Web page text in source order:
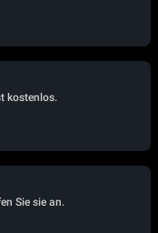
kostenlos.
Sie sie an.